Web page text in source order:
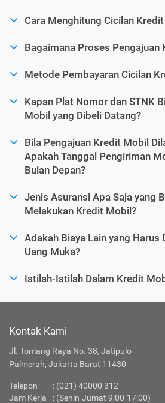
Cara Menghitung Cicilan
Bagaimana Proses Pengajuan
Metode Pembayaran Cicilan
Kapan Plat Nomor dan STNK
Mobil yang Dibeli Datang?
Bila Pengajuan Kredit Mobil
Apakah Tanggal Pengiriman
Bulan Depan?
Jenis Asuransi Apa Saja yang
Melakukan Kredit Mobil?
Adakah Biaya Lain yang Harus
Uang Muka?
Istilah-Istilah Dalam Kredit
Kontak Kami
Jl. Tomang Raya No. 38, Jatipulo
Palmerah, Jakarta Barat 11430
Telepon : (021) 40000 312
Jam Kerja
: (Senin-Jumat 9:00-17:00)